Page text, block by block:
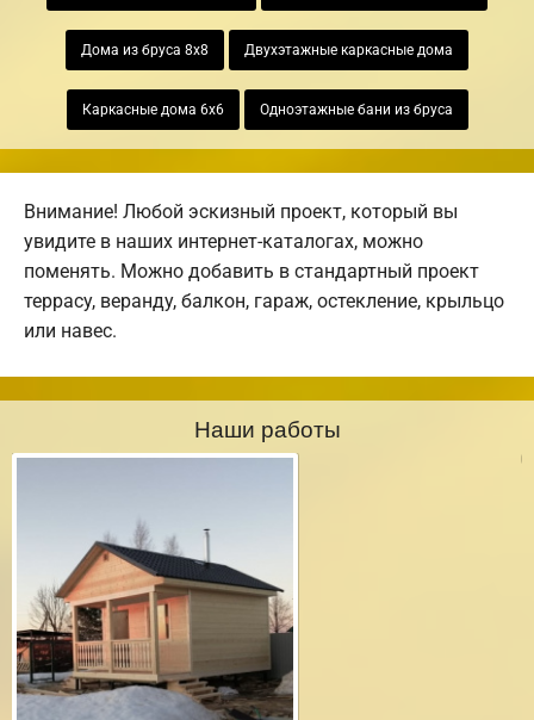
Дома из бруса 8х8 Двухэтажные каркасные дома
Каркасные дома 6х6 Одноэтажные бани из бруса
Внимание! Любой эскизный проект, который вы
увидите в наших интернет-каталогах, можно
поменять. Можно добавить в стандартный проект
террасу, веранду, балкон, гараж, остекление, крыльцо
или навес.
Наши работы